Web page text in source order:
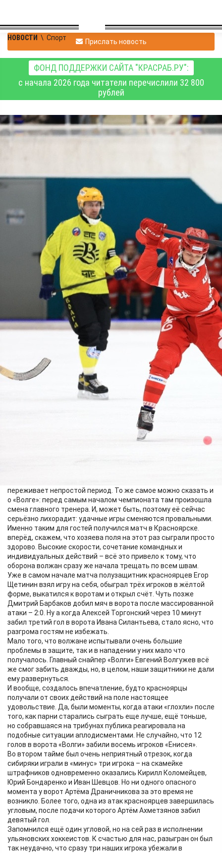
НОВОСТИ \ Спорт Прислать новость
ФОНД ПОДДЕРЖКИ САЙТА "КРАСРАБ.РУ":
с начала 2026 года читатели перечислили 32 800
рублей
Хоккеисты
красноярского «Енисея»
разгромили «Волгу»
После четырёх выездных матчей наши игроки вернулись под
крышу родного стадиона и одержали уверенную победу.
01.12.2023 22:28
3172
1 декабря. Красноярск. Полузащитник «Енисея» Иван Шевцов
(в красной форме) «отгрузил» в ворота волжан три гола.
Фото:
vk.com/hcenisey1934
Эта встреча между «Енисеем» и «Волгой» ожидалась с
большим интересом. Виной этому стали два матча, которые
эти команды сыграли в прошлом сезоне. Все как-то привыкли,
что обычно в этом противостоянии верх берут красноярцы,
но в какой-то момент что-то поменялось. Год назад на своем
поле волжане переиграли гостей из Сибири со счётом 8:3, а в
переживает непростой период. То же самое можно сказать и
о «Волге»: перед самым началом чемпионата там произошла
смена главного тренера. И, может быть, поэтому её сейчас
серьёзно лихорадит: удачные игры сменяются провальными.
Именно таким для гостей получился матч в Красноярске.
вперёд, скажем, что хозяева поля на этот раз сыграли просто
здорово. Высокие скорости, сочетание командных и
индивидуальных действий – всё это привело к тому, что
оборона волжан сразу же начала трещать по всем швам.
Уже в самом начале матча полузащитник красноярцев Егор
Щетинин взял игру на себя, обыграл трёх игроков в жёлтой
форме, выкатился к воротам и открыл счёт. Чуть позже
Дмитрий Барбаков добил мяч в ворота после массированной
атаки – 2:0. Ну а когда Алексей Торгонский через 10 минут
забил третий гол в ворота Ивана Силантьева, стало ясно, что
разгрома гостям не избежать.
Мало того, что волжане испытывали очень большие
проблемы в защите, так и в нападении у них мало что
получалось. Главный снайпер «Волги» Евгений Волгужев всё
же смог забить дважды, но, в целом, наши защитники не дали
ему развернуться.
И вообще, создалось впечатление, будто красноярцы
получали от своих действий на поле настоящее
удовольствие. Да, были моменты, когда атаки «глохли» после
того, как парни старались сыграть еще лучше, ещё тоньше,
но собравшаяся на трибунах публика реагировала на
подобные ситуации аплодисментами. Не случайно, что 12
голов в ворота «Волги» забили восемь игроков «Енисея».
Во втором тайме был очень неприятный отрезок, когда
сибиряки играли в «минус» три игрока – на скамейке
штрафников одновременно оказались Кирилл Коломейцев,
Юрий Бондаренко и Иван Шевцов. Но ни одного опасного
момента у ворот Артёма Драничникова за это время не
возникло. Более того, одна из атак красноярцев завершилась
угловым, после подачи которого Артём Ахметзянов забил
девятый гол.
Запомнился ещё один угловой, но на сей раз в исполнении
ульяновских хоккеистов. К счастью для нас, разыгран он был
так неудачно, что сразу три наших игрока убежали в